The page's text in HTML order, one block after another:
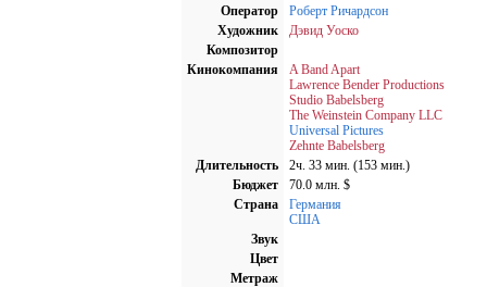
Оператор
Роберт Ричардсон
Художник
Дэвид Уоско
Композитор
Кинокомпания
A Band Apart
Lawrence Bender Productions
Studio Babelsberg
The Weinstein Company LLC
Universal Pictures
Zehnte Babelsberg
Длительность
2ч. 33 мин. (153 мин.)
Бюджет
70.0 млн. $
Страна
Германия
США
Звук
Цвет
Метраж